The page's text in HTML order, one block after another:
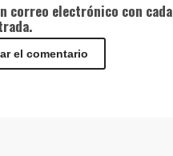
correo electrónico con cada